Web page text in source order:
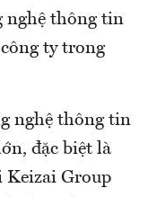
nghệ thông tin
ty trong
nghệ thông tin
đặc biệt là
Keizai Group